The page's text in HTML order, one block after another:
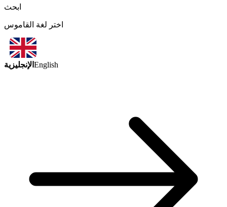
ابحث
اختر لغة القاموس
الإنجليزية English